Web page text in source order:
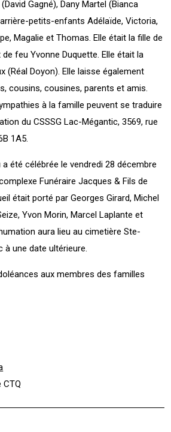
Gagné), Dany Martel (Bianca
petits-enfants Adélaïde, Victoria,
Magalie et Thomas. Elle était la fille de
feu Yvonne Duquette. Elle était la
Doyon). Elle laisse également
cousins, cousines, parents et amis.
à la famille peuvent se traduire
du CSSSG Lac-Mégantic, 3569, rue
1A5.
a été célébrée le vendredi 28 décembre
Funéraire Jacques & Fils de
était porté par Georges Girard, Michel
Yvon Morin, Marcel Laplante et
aura lieu au cimetière Ste-
à une date ultérieure.
aux membres des familles